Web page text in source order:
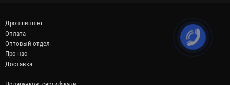
Дропшиппінг
Оплата
Оптовый отдел
Про нас
Доставка